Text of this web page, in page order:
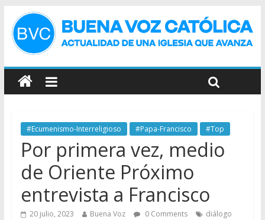
#Ecumenismo-Interreligioso #Papa-Francisco #Top
Por primera vez, medio
de Oriente Próximo
entrevista a Francisco
20 julio, 2023 Buena Voz 0 Comments
diálogo